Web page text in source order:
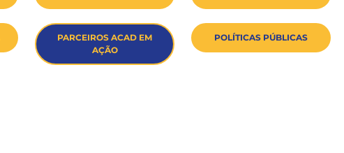
PARCEIROS ACAD EM
AÇÃO
POLÍTICAS PÚBLICAS